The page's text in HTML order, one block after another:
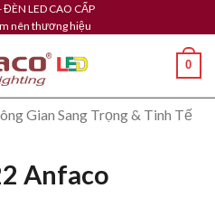
ĐÈN LED CAO CẤP
nên thương hiệu
0
Gian Sang Trọng & Tinh Tế
Anfaco